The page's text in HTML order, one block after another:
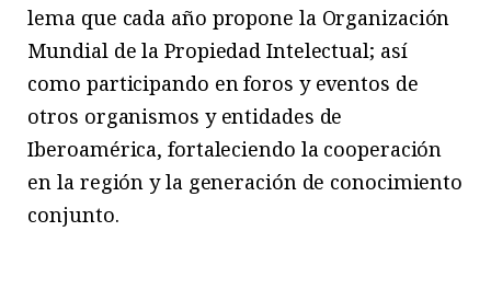
lema que cada año propone la Organización
Mundial de la Propiedad Intelectual; así
como participando en foros y eventos de
otros organismos y entidades de
Iberoamérica, fortaleciendo la cooperación
en la región y la generación de conocimiento
conjunto.